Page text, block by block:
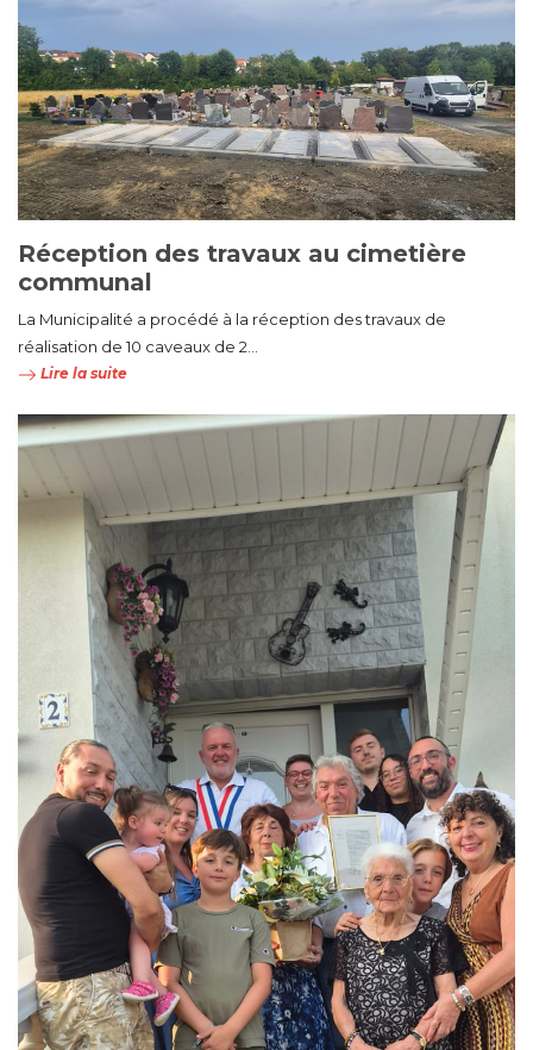
Réception des travaux au cimetière
communal
La Municipalité a procédé à la réception des travaux de
réalisation de 10 caveaux de 2...
Lire la suite